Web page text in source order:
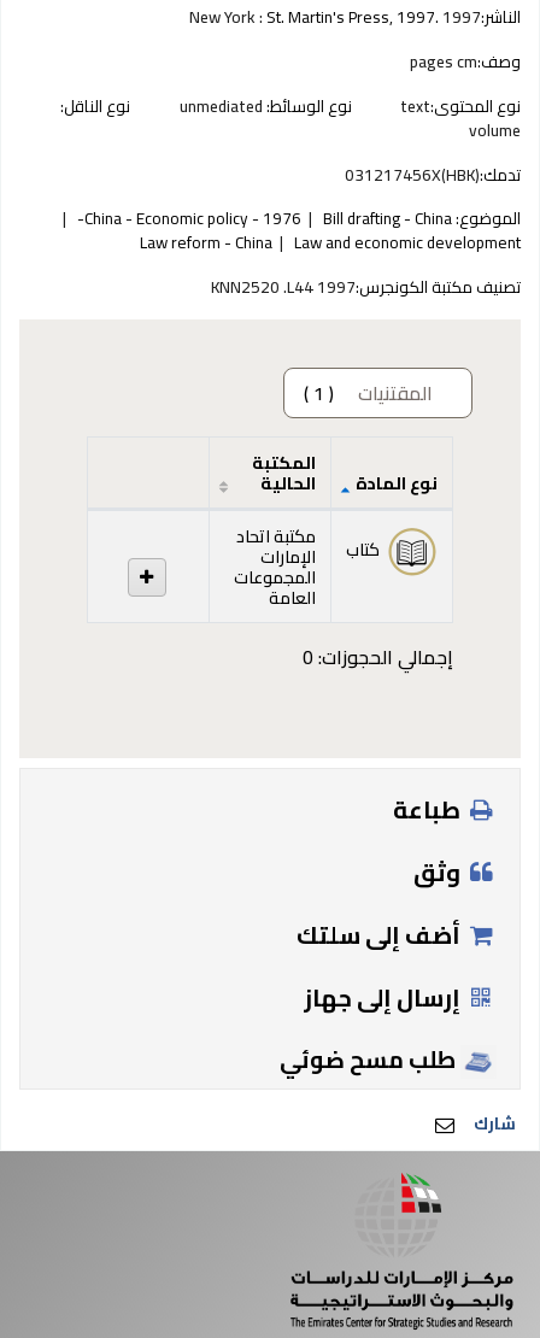
الناشر:
New York :St. Martin's Press, 1997.1997
وصف:pages cm
نوع المحتوى:text نوع الوسائط:unmediated نوع الناقل:
volume
تدمك:031217456X(HBK)
الموضوع:Bill drafting - China
China - Economic policy - 1976-
Law and economic development
Law reform - China
تصنيف مكتبة الكونجرس:KNN2520 .L44 1997
المقتنيات ( 1 )
المقتنيات
نوع المادة
المكتبة
الحالية
كتاب مكتبة اتحاد
الإمارات
المجموعات
العامة
إجمالي الحجوزات: 0
طباعة
وثق
أضف إلى سلتك
إرسال إلى جهاز
طلب مسح ضوئي
شارك